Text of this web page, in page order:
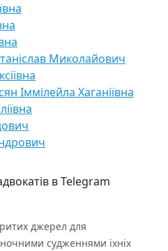
Миколайович
Іммілейла Хаганіївна
в Telegram
джерел для
судженнями їхніх